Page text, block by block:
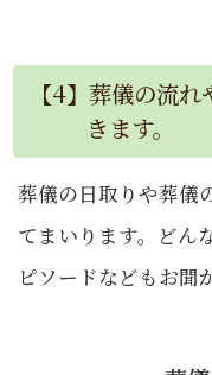
【4】葬儀の流
きます。
葬儀の日取りや葬儀
てまいります。どん
ピソードなどもお聞